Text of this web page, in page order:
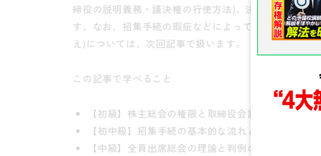
締役の説明義務・議決権の行使方法)、決議の成立要件
す。なお、招集手続の瑕疵などによって決議の効力が
え)については、次回記事で扱います。
この記事で学べること
【初級】株主総会の権限と取締役会設置会社・非設
【初中級】招集手続の基本的な流れと招集通知の記
【中級】全員出席総会の理論と判例の射程